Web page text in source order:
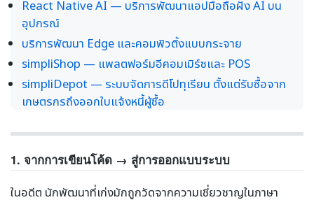
React Native AI — บริการพัฒนาแอปมือถือฝัง AI บน
อุปกรณ์
บริการพัฒนา Edge และคอมพิวติ้งแบบกระจาย
simpliShop — แพลตฟอร์มอีคอมเมิร์ซและ POS
simpliDepot — ระบบจัดการดีโปทุเรียน ตั้งแต่รับซื้อจาก
เกษตรกรถึงออกใบแจ้งหนี้ผู้ซื้อ
1. จากการเขียนโค้ด → สู่การออกแบบระบบ
ในอดีต นักพัฒนาที่เก่งมักถูกวัดจากความเชี่ยวชาญในภาษา